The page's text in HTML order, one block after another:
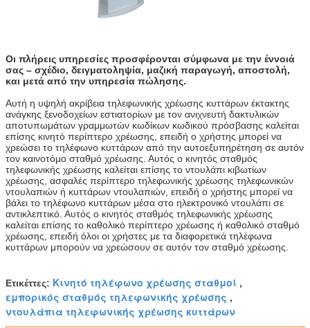
Οι πλήρεις υπηρεσίες προσφέρονται σύμφωνα με την έννοιά
σας – σχέδιο, δειγματοληψία, μαζική παραγωγή, αποστολή,
και μετά από την υπηρεσία πώλησης.
Αυτή η υψηλή ακρίβεια τηλεφωνικής χρέωσης κυττάρων έκτακτης
ανάγκης ξενοδοχείων εστιατορίων με τον ανιχνευτή δακτυλικών
αποτυπωμάτων γραμμωτών κωδίκων κωδικού πρόσβασης καλείται
επίσης κινητό περίπτερο χρέωσης, επειδή ο χρήστης μπορεί να
χρεώσει το τηλέφωνο κυττάρων από την αυτοεξυπηρέτηση σε αυτόν
τον καινοτόμο σταθμό χρέωσης. Αυτός ο κινητός σταθμός
τηλεφωνικής χρέωσης καλείται επίσης το ντουλάπι κιβωτίων
χρέωσης, ασφαλές περίπτερο τηλεφωνικής χρέωσης τηλεφωνικών
ντουλαπιών ή κυττάρων ντουλαπιών, επειδή ο χρήστης μπορεί να
βάλει το τηλέφωνο κυττάρων μέσα στο ηλεκτρονικό ντουλάπι σε
αντικλεπτικό. Αυτός ο κινητός σταθμός τηλεφωνικής χρέωσης
καλείται επίσης το καθολικό περίπτερο χρέωσης ή καθολικό σταθμό
χρέωσης, επειδή όλοι οι χρήστες με τα διαφορετικά τηλέφωνα
κυττάρων μπορούν να χρεώσουν σε αυτόν τον σταθμό χρέωσης.
Ετικέττες: Κινητό τηλέφωνο χρέωσης σταθμοί ,
εμπορικός σταθμός τηλεφωνικής χρέωσης ,
ντουλάπια τηλεφωνικής χρέωσης κυττάρων